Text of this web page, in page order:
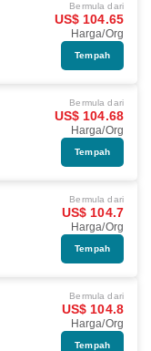
Bermula dari
US$ 104.65
Harga/Org
Tempah
Bermula dari
US$ 104.68
Harga/Org
Tempah
Bermula dari
US$ 104.7
Harga/Org
Tempah
Bermula dari
US$ 104.8
Harga/Org
Tempah